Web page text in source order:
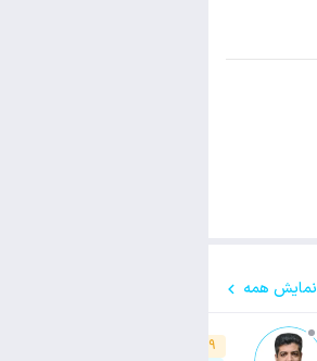
نمایش همه
۴.۹